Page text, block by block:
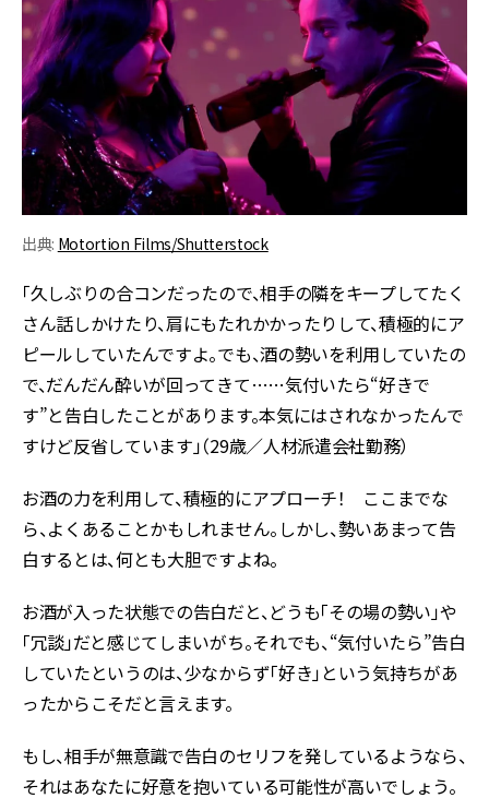
出典: Motortion Films/Shutterstock
「久しぶりの合コンだったので、相手の隣をキープしてたく
さん話しかけたり、肩にもたれかかったりして、積極的にア
ピールしていたんですよ。でも、酒の勢いを利用していたの
で、だんだん酔いが回ってきて……気付いたら“好きで
す”と告白したことがあります。本気にはされなかったんで
すけど反省しています」（29歳／人材派遣会社勤務）
お酒の力を利用して、積極的にアプローチ！ ここまでな
ら、よくあることかもしれません。しかし、勢いあまって告
白するとは、何とも大胆ですよね。
お酒が入った状態での告白だと、どうも「その場の勢い」や
「冗談」だと感じてしまいがち。それでも、“気付いたら”告白
していたというのは、少なからず「好き」という気持ちがあ
ったからこそだと言えます。
もし、相手が無意識で告白のセリフを発しているようなら、
それはあなたに好意を抱いている可能性が高いでしょう。